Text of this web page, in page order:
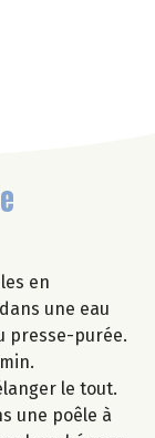
en
une eau
presse-purée.
le tout.
une poêle à